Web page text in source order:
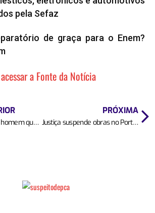
pela Sefaz
de graça para o Enem?
a Fonte da Notícia
Polícia Civil prende homem que furtou R$ 13 mil de vítima que conheceu pela internet
PRÓXIMA
Justiça suspende obras no Portão do Inferno e cobra explicações do governo de Mato Grosso